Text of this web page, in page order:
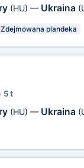
(HU) — Ukraina
Zdejmowana plandeka
5 t
(HU) — Ukraina